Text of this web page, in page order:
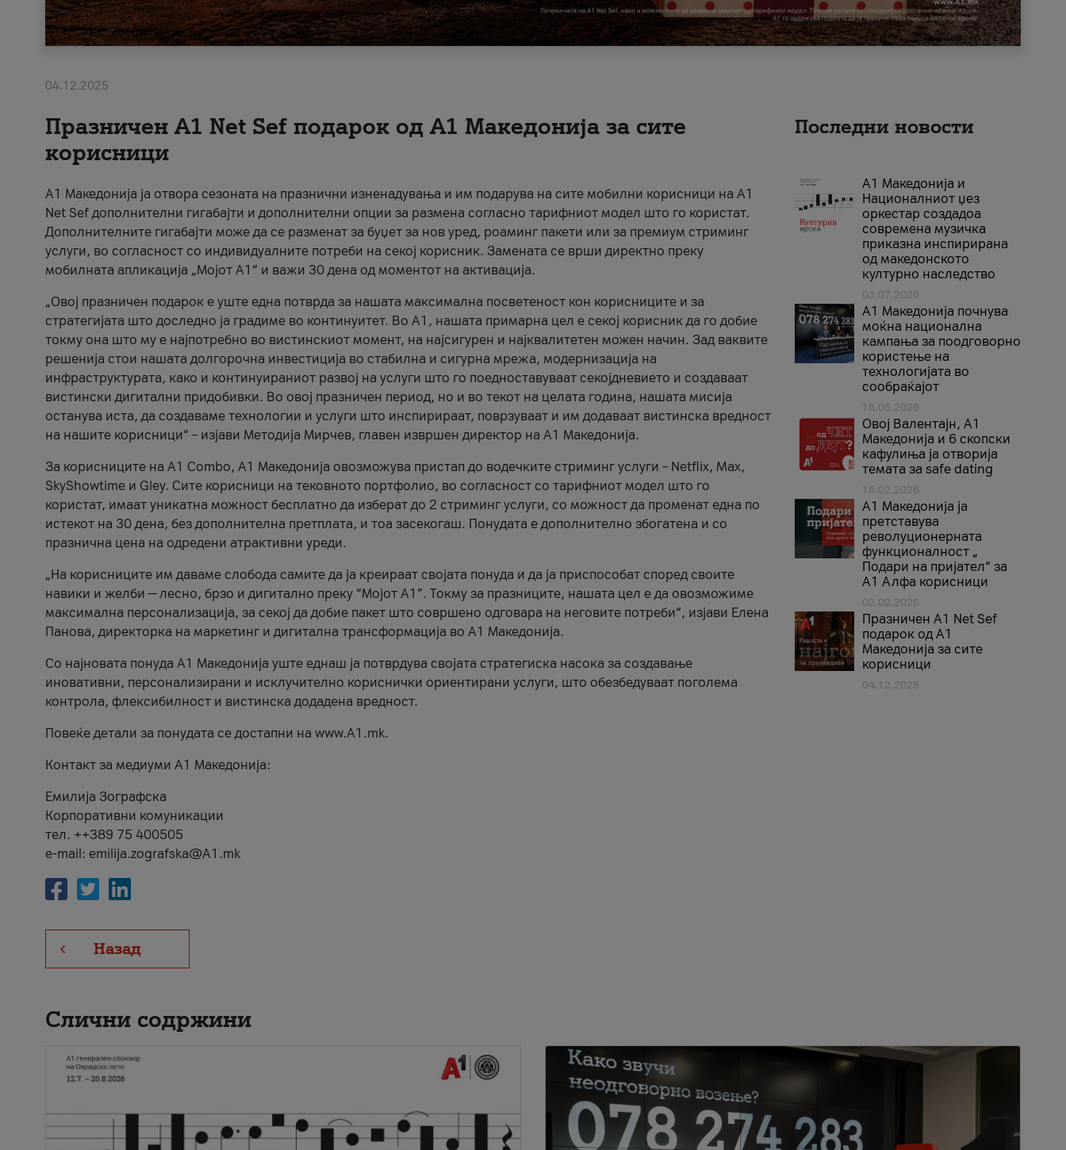
04.12.2025
Празничен A1 Net Sеf подарок од А1 Македонија за сите
корисници
А1 Македонија ја отвора сезоната на празнични изненадувања и им подарува на сите мобилни корисници на A1
Net Sef дополнителни гигабајти и дополнителни опции за размена согласно тарифниот модел што го користат.
Дополнителните гигабајти може да се разменат за буџет за нов уред, роаминг пакети или за премиум стриминг
услуги, во согласност со индивидуалните потреби на секој корисник. Замената се врши директно преку
мобилната апликација „Мојот А1“ и важи 30 дена од моментот на активација.
„Овој празничен подарок е уште една потврда за нашата максимална посветеност кон корисниците и за
стратегијата што доследно ја градиме во континуитет. Во А1, нашата примарна цел е секој корисник да го добие
токму она што му е најпотребно во вистинскиот момент, на најсигурен и најквалитетен можен начин. Зад ваквите
решенија стои нашата долгорочна инвестиција во стабилна и сигурна мрежа, модернизација на
инфраструктурата, како и континуираниот развој на услуги што го поедноставуваат секојдневието и создаваат
вистински дигитални придобивки. Во овој празничен период, но и во текот на целата година, нашата мисија
останува иста, да создаваме технологии и услуги што инспирираат, поврзуваат и им додаваат вистинска вредност
на нашите корисници“ – изјави Методија Мирчев, главен извршен директор на А1 Македонија.
За корисниците на A1 Combo, А1 Македонија овозможува пристап до водечките стриминг услуги – Netflix, Max,
SkyShowtime и Gley. Сите корисници на тековното портфолио, во согласност со тарифниот модел што го
користат, имаат уникатна можност бесплатно да изберат до 2 стриминг услуги, со можност да променат една по
истекот на 30 дена, без дополнителна претплата, и тоа засекогаш. Понудата е дополнително збогатена и со
празнична цена на одредени атрактивни уреди.
„На корисниците им даваме слобода самите да ја креираат својата понуда и да ја приспособат според своите
навики и желби — лесно, брзо и дигитално преку “Мојот А1”. Токму за празниците, нашата цел е да овозможиме
максимална персонализација, за секој да добие пакет што совршено одговара на неговите потреби“, изјави Елена
Панова, директорка на маркетинг и дигитална трансформација во А1 Македонија.
Со најновата понуда А1 Македонија уште еднаш ја потврдува својата стратегиска насока за создавање
иновативни, персонализирани и исклучително кориснички ориентирани услуги, што обезбедуваат поголема
контрола, флексибилност и вистинска додадена вредност.
Повеќе детали за понудата се достапни на www.А1.mk.
Контакт за медиуми А1 Македонија:
Емилија Зографска
Корпоративни комуникации
тел. ++389 75 400505
e-mail: emilija.zografska@A1.mk
Назад
Последни новости
А1 Македонија и
Националниот џез
оркестар создадоа
современа музичка
приказна инспирирана
од македонското
културно наследство
03.07.2026
A1 Македонија почнува
моќна национална
кампања за поодговорно
користење на
технологијата во
сообраќајот
18.05.2026
Овој Валентајн, A1
Македонија и 6 скопски
кафулиња ја отворија
темата за safe dating
16.02.2026
А1 Македонија ја
претставува
револуционерната
функционалност „
Подари на пријател“ за
А1 Алфа корисници
02.02.2026
Празничен A1 Net Sеf
подарок од А1
Македонија за сите
корисници
04.12.2025
Слични содржини